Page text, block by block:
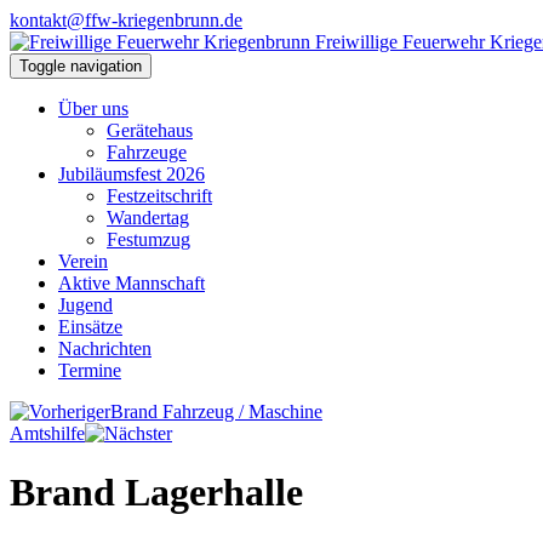
kontakt@ffw-kriegenbrunn.de
Freiwillige Feuerwehr
Toggle navigation
Über uns
Gerätehaus
Fahrzeuge
Jubiläumsfest 2026
Festzeitschrift
Wandertag
Festumzug
Verein
Aktive Mannschaft
Jugend
Einsätze
Nachrichten
Termine
Brand Fahrzeug / Maschine
Amtshilfe
Brand Lagerhalle